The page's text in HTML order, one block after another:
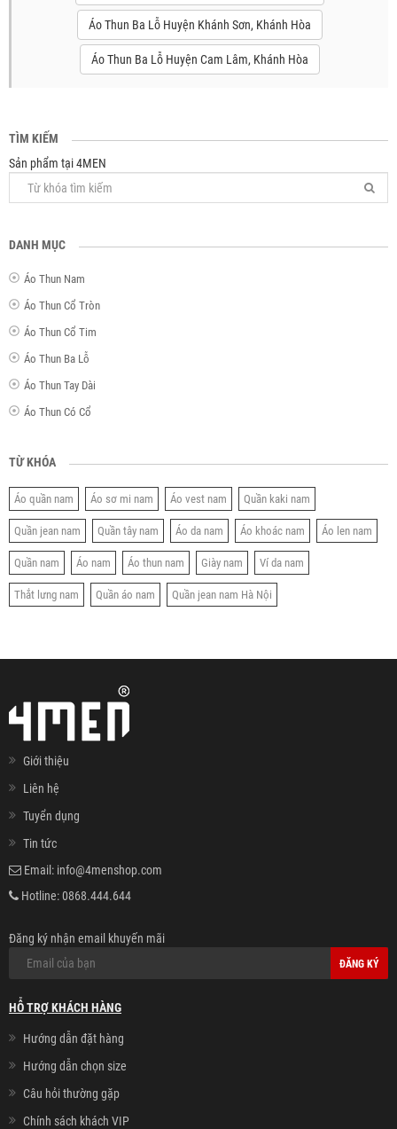
Áo Thun Ba Lỗ Huyện Khánh Sơn, Khánh Hòa
Áo Thun Ba Lỗ Huyện Cam Lâm, Khánh Hòa
TÌM KIẾM
Sản phẩm tại 4MEN
DANH MỤC
Áo Thun Nam
Áo Thun Cổ Tròn
Áo Thun Cổ Tim
Áo Thun Ba Lỗ
Áo Thun Tay Dài
Áo Thun Có Cổ
TỪ KHÓA
Áo quần nam Áo sơ mi nam Áo vest nam Quần kaki nam
Quần jean nam Quần tây nam Áo da nam Áo khoác nam Áo len nam
Quần nam Áo nam Áo thun nam Giày nam Ví da nam
Thắt lưng nam Quần áo nam Quần jean nam Hà Nội
Giới thiệu
Liên hệ
Tuyển dụng
Tin tức
Email: info@4menshop.com
Hotline:0868.444.644
Đăng ký nhận email khuyến mãi
ĐĂNG KÝ
HỖ TRỢ KHÁCH HÀNG
Hướng dẫn đặt hàng
Hướng dẫn chọn size
Câu hỏi thường gặp
Chính sách khách VIP